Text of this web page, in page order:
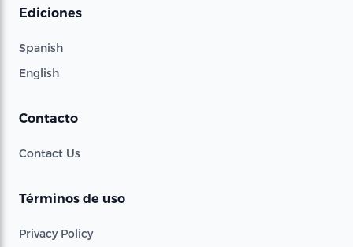
Ediciones
Spanish
English
Contacto
Contact Us
Términos de uso
Privacy Policy